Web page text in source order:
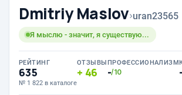
Dmitriy Maslov›uran23565
Я мыслю - значит, я существую...
РЕЙТИНГ
635
№ 1 822 в каталоге
ОТЗЫВЫ
46
ПРОФЕССИОНАЛИЗМ
-/10